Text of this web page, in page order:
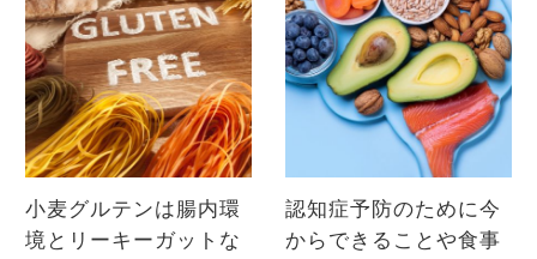
小麦グルテンは腸内環
境とリーキーガットな
認知症予防のために今
からできることや食事